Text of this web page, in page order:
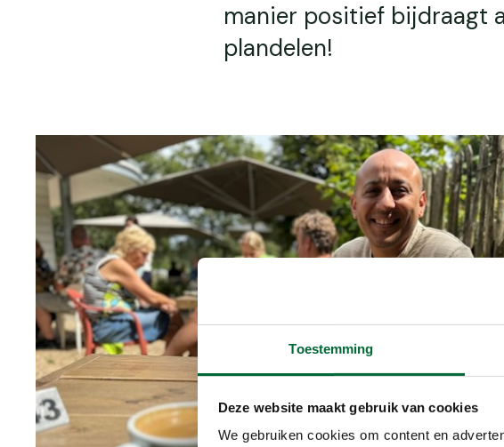
Toestemming
Deze website maakt gebruik van cookies
We gebruiken cookies om content en
manier positief bijdraagt
plandelen!